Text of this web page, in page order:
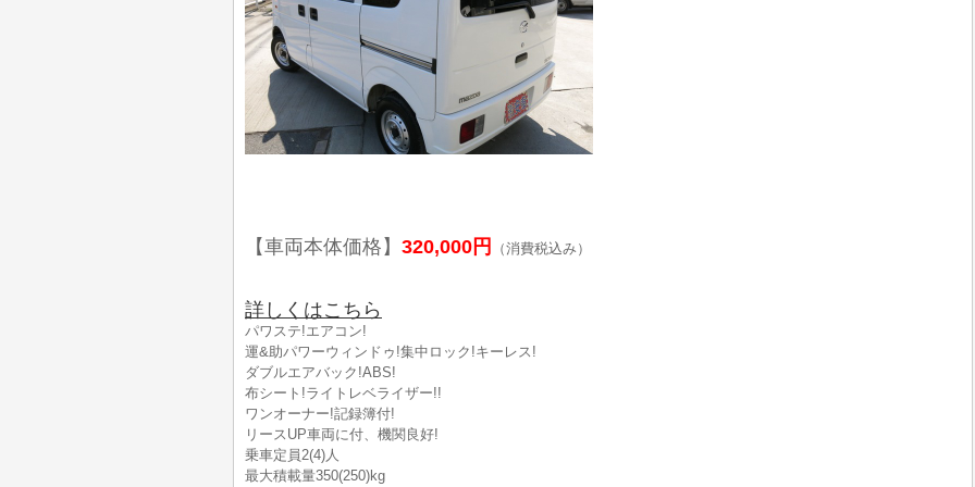
【車両本体価格】 320,000円 （消費税込み）
詳しくはこちら
パワステ!エアコン!
運&助パワーウィンドゥ!集中ロック!キーレス!
ダブルエアバック!ABS!
布シート!ライトレベライザー!!
ワンオーナー!記録簿付!
リースUP車両に付、機関良好!
乗車定員2(4)人
最大積載量350(250)kg